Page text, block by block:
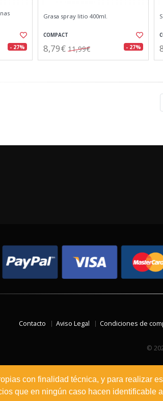
con finalidad técnica, y para realizar
que en ningún caso hacen identificable
- 27%
Grasa spray litio 400ml.
COMPACT
8,79€ 11,99€ - 27%
Contacto Aviso Legal Condiciones de
©